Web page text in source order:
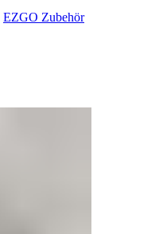
EZGO Zubehör